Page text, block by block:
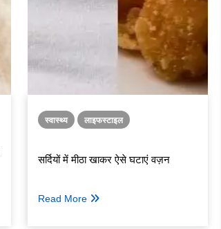
स्वास्थ्य लाइफस्टाइल
सर्दियों में मीठा खाकर ऐसे घटाएं वज़न
Read More